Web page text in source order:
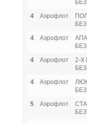
4
Аэрофлот
4
Аэрофлот
4
Аэрофлот
2-Х
4
Аэрофлот
5
Аэрофлот